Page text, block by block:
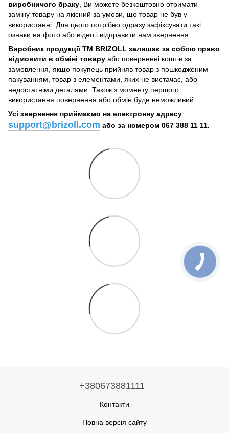
виробничого браку, Ви можете безкоштовно отримати
заміну товару на якісний за умови, що товар не був у
використанні. Для цього потрібно одразу зафіксувати такі
ознаки на фото або відео і відправити нам звернення.
Виробник продукції ТМ BRIZOLL залишає за собою право
відмовити в обміні товару або поверненні коштів за
замовлення, якщо покупець прийняв товар з пошкодженим
пакуванням, товар з елементами, яких не вистачає, або
недостатніми деталями. Також з моменту першого
використання повернення або обмін буде неможливий.
Усі звернення приймаємо на електронну адресу
support@brizoll.com або за номером 067 388 11 11.
+380673881111
Контакти
Повна версія сайту